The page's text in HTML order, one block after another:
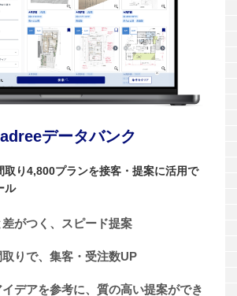
データバンク
取り4,800プランを接客・提案に活用で
ル
がつく、スピード提案
取りで、集客・受注数UP
デアを参考に、質の高い提案ができ